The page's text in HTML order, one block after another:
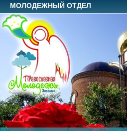
МОЛОДЕЖНЫЙ ОТДЕЛ